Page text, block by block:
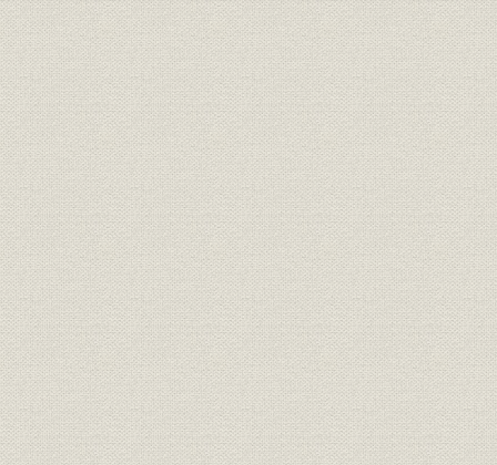
技術
焦土からの出発と高度成長の軌
跡 1946●昭和21年→昭和46年
●1971
昭和36年
(1971年)